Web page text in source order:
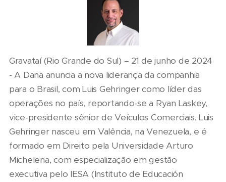
Gravataí (Rio Grande do Sul) – 21 de junho de 2024
- A Dana anuncia a nova liderança da companhia
para o Brasil, com Luis Gehringer como líder das
operações no país, reportando-se a Ryan Laskey,
vice-presidente sênior de Veículos Comerciais. Luis
Gehringer nasceu em Valência, na Venezuela, e é
formado em Direito pela Universidade Arturo
Michelena, com especialização em gestão
executiva pelo IESA (Instituto de Educación